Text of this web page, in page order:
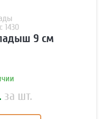
1430
9 см
за шт.